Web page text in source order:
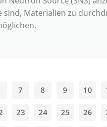
Materialien zu
7 8 9 10
23 24 25 26